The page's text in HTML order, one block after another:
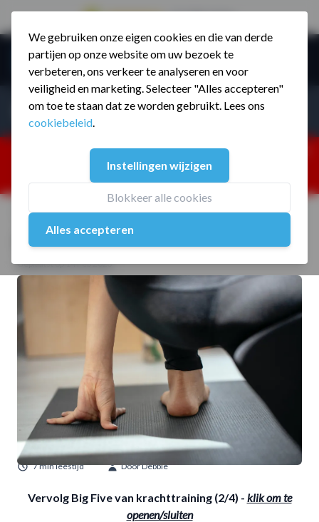
We gebruiken onze eigen cookies en die van derde
partijen op onze website om uw bezoek te
verbeteren, ons verkeer te analyseren en voor
veiligheid en marketing. Selecteer "Alles accepteren"
om toe te staan dat ze worden gebruikt. Lees ons
cookiebeleid.
Instellingen wijzigen
Blokkeer alle cookies
Alles accepteren
Ga naar de inhoud
Menu
Producten zoeken...
25% korting ivm vakantiesluiting. Gebruik code:
ZOMERMP. muv vloeren, fitnesstoestellen, boksartikelen,
zakelijk en dealer inlog. Verzending vanaf 19 aug.
Home / Blog / Big Five van Krachttraining (2/4)
Big Five van Krachttraining (2/4)
Geplaatst op 14 Feb 2023
7 min leestijd Door Debbie
Vervolg Big Five van krachttraining (2/4) - klik om te
openen/sluiten